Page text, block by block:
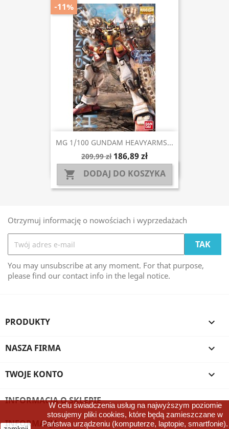
MG 1/100 GUNDAM HEAVYARMS...
209,99 zł 186,89 zł
 DODAJ DO KOSZYKA
-11%
Otrzymuj informację o nowościach i wyprzedażach
You may unsubscribe at any moment. For that purpose,
please find our contact info in the legal notice.
PRODUKTY 
NASZA FIRMA 
TWOJE KONTO 
INFORMACJA O SKLEPIE
INFORMACJA 
W celu świadczenia usług na najwyższym poziomie
stosujemy pliki cookies, które będą zamieszczane w
Państwa urządzeniu (komputerze, laptopie, smartfonie).